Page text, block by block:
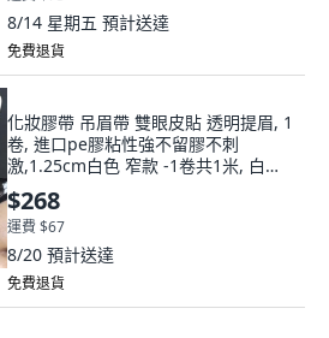
8/14 星期五 預計送達
免費退貨
化妝膠帶 吊眉帶 雙眼皮貼 透明提眉, 1
卷, 進口pe膠粘性強不留膠不刺
激,1.25cm白色 窄款 -1卷共1米, 白色,
窄款
$268
運費 $67
8/20 預計送達
免費退貨